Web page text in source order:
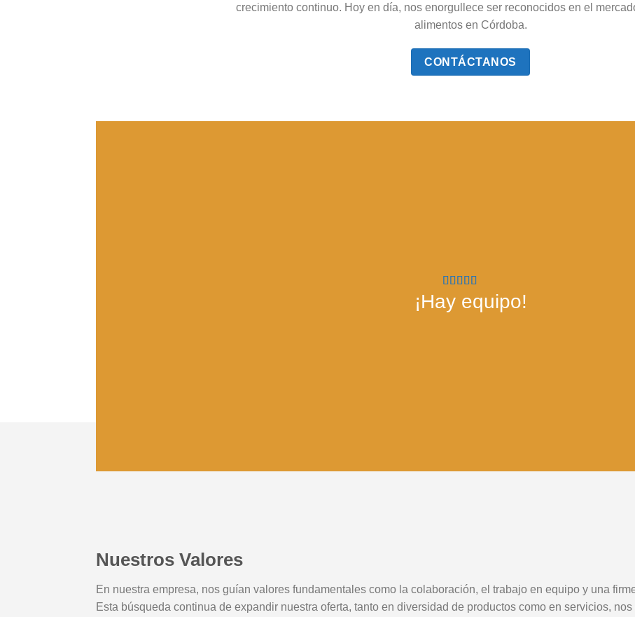
crecimiento continuo. Hoy en día, nos enorgullece ser reconocidos en el
alimentos en Córdoba.
CONTÁCTANOS
¡Hay equipo!
Nuestros Valores
En nuestra empresa, nos guían valores fundamentales como la colaboración, el trabajo en equipo y una
Esta búsqueda continua de expandir nuestra oferta, tanto en diversidad de productos como en servicios,